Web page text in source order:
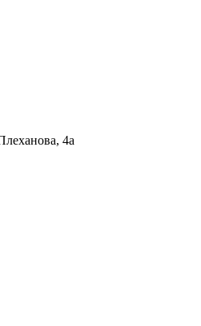
4а